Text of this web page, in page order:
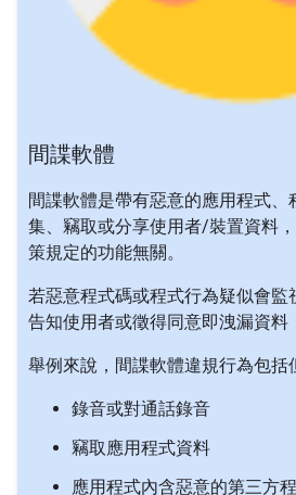
間諜軟體
間諜軟體是帶有惡意的應用程式
集、竊取或分享使用者/裝置資料
策規定的功能無關。
若惡意程式碼或程式行為疑似會監
告知使用者或徵得同意即洩漏資料
舉例來說，間諜軟體違規行為包括
錄音或對通話錄音
竊取應用程式資料
應用程式內含惡意的第三方